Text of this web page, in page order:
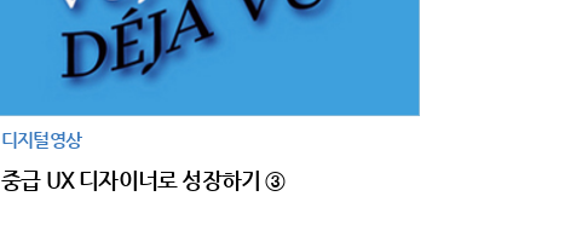
디지털영상
중급 UX 디자이너로 성장하기 ③